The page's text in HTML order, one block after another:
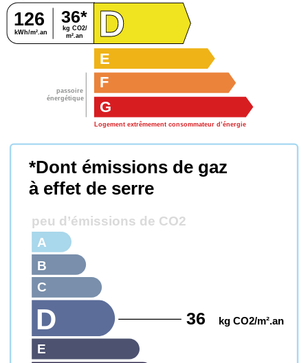
passoire
énergétique
kg CO2/
m².an
kWh/m².an
126 36*
G
Logement extrêmement consommateur d’énergie
F
E
D
*Dont émissions de gaz
à effet de serre
peu d’émissions de CO2
E
D 36 kg CO2/m².an
C
B
A